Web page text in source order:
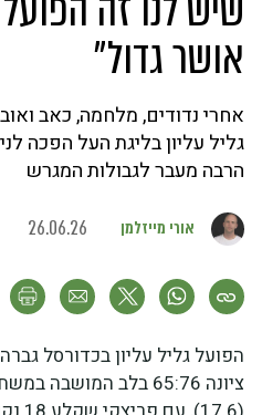
אושר גדול״
אחרי נדודים, מלחמה, כאב
גליל עליון בליגת העל הפכה
הרבה מעבר לגבולות המגרש
אורי מייזלמן 26.06.26
הפועל גליל עליון בכדורסל
ציונה 65:76 בלב